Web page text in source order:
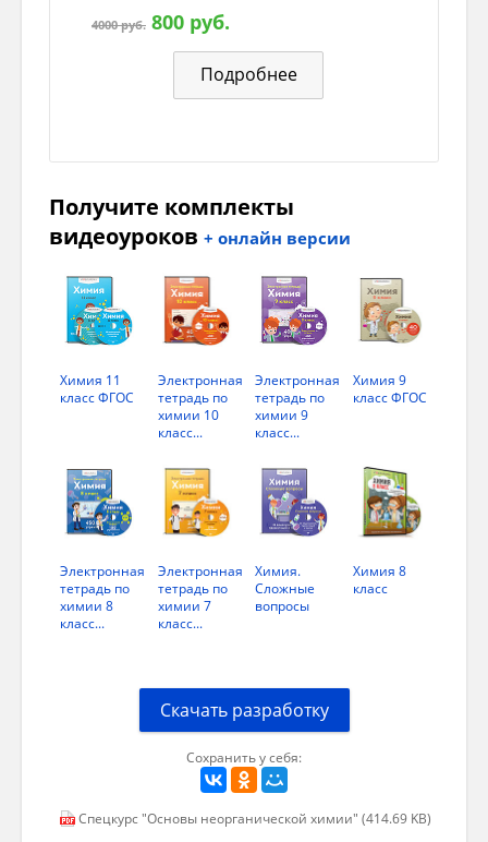
4000 руб. 800 руб.
Подробнее
Получите комплекты
видеоуроков + онлайн версии
Химия 11
класс ФГОС
Электронная
тетрадь по
химии 10
класс...
Электронная
тетрадь по
химии 9
класс...
Химия 9
класс ФГОС
Электронная
тетрадь по
химии 8
класс...
Электронная
тетрадь по
химии 7
класс...
Химия.
Сложные
вопросы
Химия 8
класс
Скачать разработку
Сохранить у себя:
Спецкурс "Основы неорганической химии" (414.69 KB)